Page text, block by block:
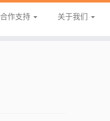
合作支持 关于我们